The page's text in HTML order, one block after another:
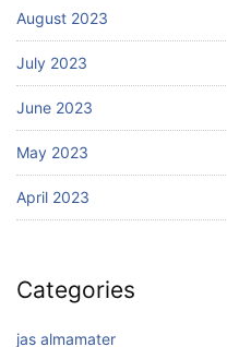
August 2023
July 2023
June 2023
May 2023
April 2023
Categories
jas almamater